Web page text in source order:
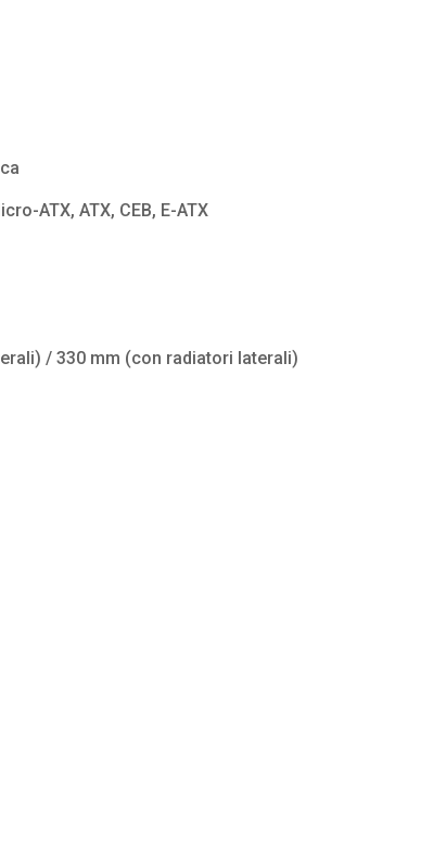
ATX, ATX, CEB, E-ATX
/ 330 mm (con radiatori laterali)